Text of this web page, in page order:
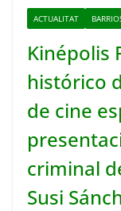
ACTUALITAT
Kinépolis
histórico
de cine
criminal
Susi